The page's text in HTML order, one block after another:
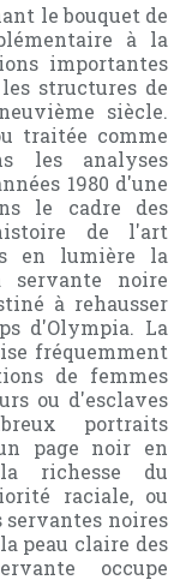
le bouquet de
à la
importantes
structures de
siècle.
traitée comme
les analyses
1980 d'une
le cadre des
de l'art
en lumière la
noire
à rehausser
d'Olympia. La
fréquemment
de femmes
ou d'esclaves
portraits
page noir en
richesse du
raciale, ou
servantes noires
peau claire des
occupe